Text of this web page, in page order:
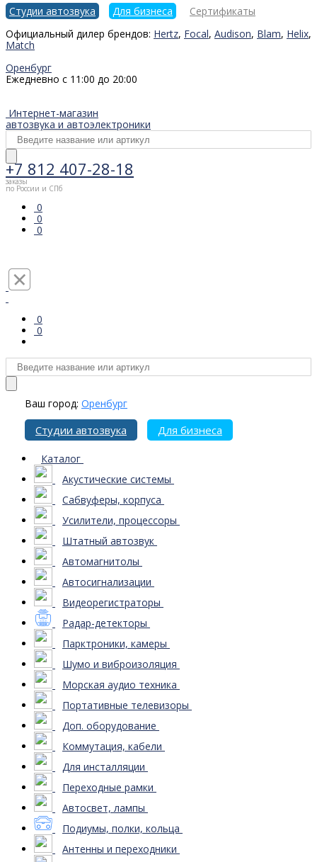
Студии автозвука Для бизнеса
Сертификаты
Официальный дилер брендов: Hertz, Focal, Audison, Blam, Helix,
Match
Оренбург
Ежедневно с 11:00 до 20:00
Интернет-магазин
автозвука и автоэлектроники
+7 812 407-28-18
заказы
по России и СПб
0
0
0
0
0
Ваш город: Оренбург
Студии автозвука Для бизнеса
Каталог
Акустические системы
Сабвуферы, корпуса
Усилители, процессоры
Штатный автозвук
Автомагнитолы
Автосигнализации
Видеорегистраторы
Радар-детекторы
Парктроники, камеры
Шумо и виброизоляция
Морская аудио техника
Портативные телевизоры
Доп. оборудование
Коммутация, кабели
Для инсталляции
Переходные рамки
Автосвет, лампы
Подиумы, полки, кольца
Антенны и переходники